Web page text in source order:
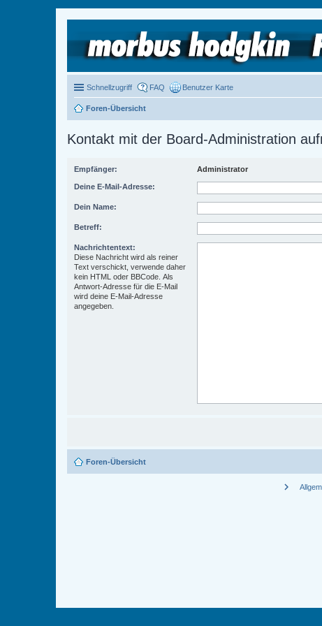
Schnellzugriff FAQ Benutzer Karte
Foren-Übersicht
Kontakt mit der Board-Administration
Empfänger: Administrator
Deine E-Mail-Adresse:
Dein Name:
Betreff:
Nachrichtentext:
Diese Nachricht wird als reiner
Text verschickt, verwende daher
kein HTML oder BBCode. Als
Antwort-Adresse für die E-Mail
wird deine E-Mail-Adresse
angegeben.
Foren-Übersicht
chevron_right